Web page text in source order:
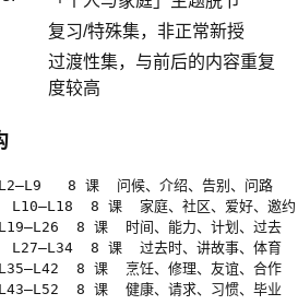
复习/特殊集，非正常新授
过渡性集，与前后的内容重复
度较高
8 课  问候、介绍、告别、问路
L10–L18  8 课  家庭、社区、爱好、邀约
8 课  时间、能力、计划、过去
L27–L34  8 课  过去时、讲故事、体育
8 课  烹饪、修理、友谊、合作
8 课  健康、请求、习惯、毕业